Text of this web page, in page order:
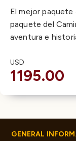
El mejor
paquete del
aventura e
USD
1195.00
GENERAL